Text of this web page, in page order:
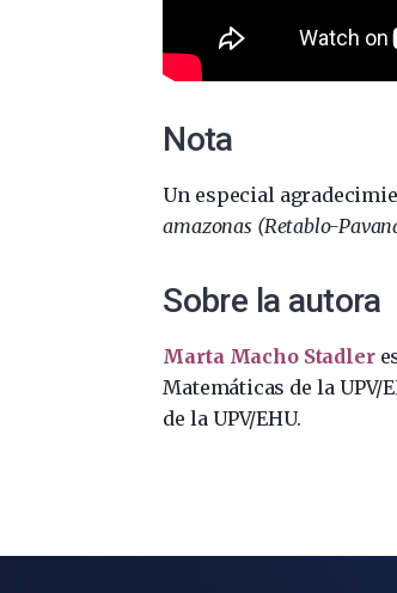
Nota
Un especial
amazonas (Retablo-
Sobre la autora
Marta Macho Stadler
Matemáticas de la UPV/
de la UPV/EHU.